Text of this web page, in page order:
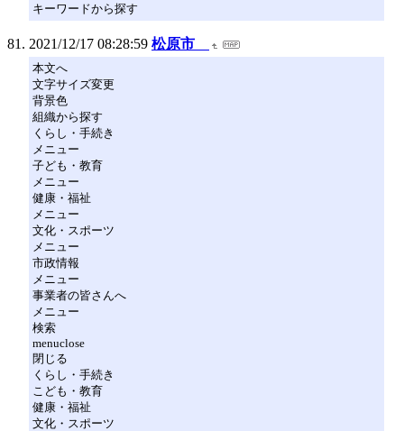
キーワードから探す
2021/12/17 08:28:59 松原市
本文へ
文字サイズ変更
背景色
組織から探す
くらし・手続き
メニュー
子ども・教育
メニュー
健康・福祉
メニュー
文化・スポーツ
メニュー
市政情報
メニュー
事業者の皆さんへ
メニュー
検索
menuclose
閉じる
くらし・手続き
こども・教育
健康・福祉
文化・スポーツ